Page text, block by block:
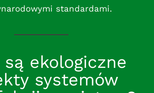
standardami.
ekologiczne
systemów